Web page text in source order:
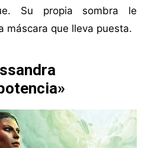
Su propia sombra le
máscara que lleva puesta.